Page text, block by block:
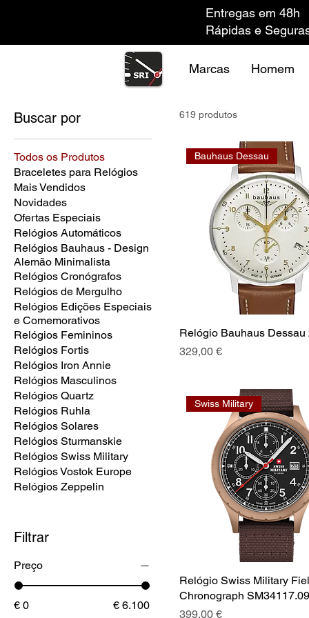
Entregas em 48h
Rápidas e
Marcas Homem
Buscar por
Todos os Produtos
Braceletes para Relógios
Mais Vendidos
Novidades
Ofertas Especiais
Relógios Automáticos
Relógios Bauhaus - Design
Alemão Minimalista
Relógios Cronógrafos
Relógios de Mergulho
Relógios Edições Especiais
e Comemorativos
Relógios Femininos
Relógios Fortis
Relógios Iron Annie
Relógios Masculinos
Relógios Quartz
Relógios Ruhla
Relógios Solares
Relógios Sturmanskie
Relógios Swiss Military
Relógios Vostok Europe
Relógios Zeppelin
Filtrar
Preço
€ 0 € 6.100
619 produtos
Bauhaus Dessau
Relógio Bauhaus Dessau
Preço
329,00 €
Swiss Military
Relógio Swiss Military
Chronograph SM34117.09
Preço
399,00 €